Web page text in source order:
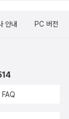
안내 PC 버전
FAQ